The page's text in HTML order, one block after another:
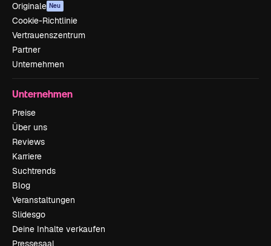
Originale Neu
Cookie-Richtlinie
Vertrauenszentrum
Partner
Unternehmen
Unternehmen
Preise
Über uns
Reviews
Karriere
Suchtrends
Blog
Veranstaltungen
Slidesgo
Deine Inhalte verkaufen
Pressesaal